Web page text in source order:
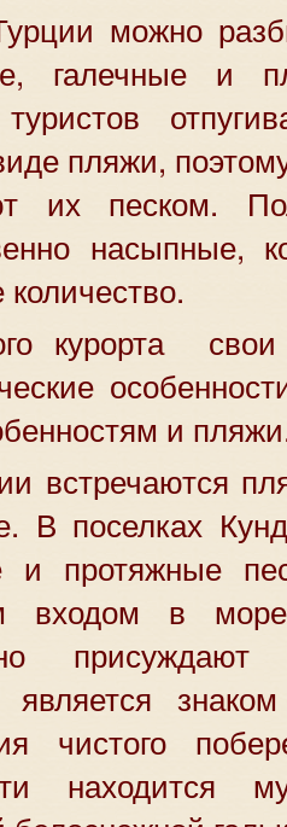
можно
галечные и
пляжи,
их песком.
насыпные,
курорта свои
и
встречаются
В поселках
и протяжные
входом в
является
чистого
находится